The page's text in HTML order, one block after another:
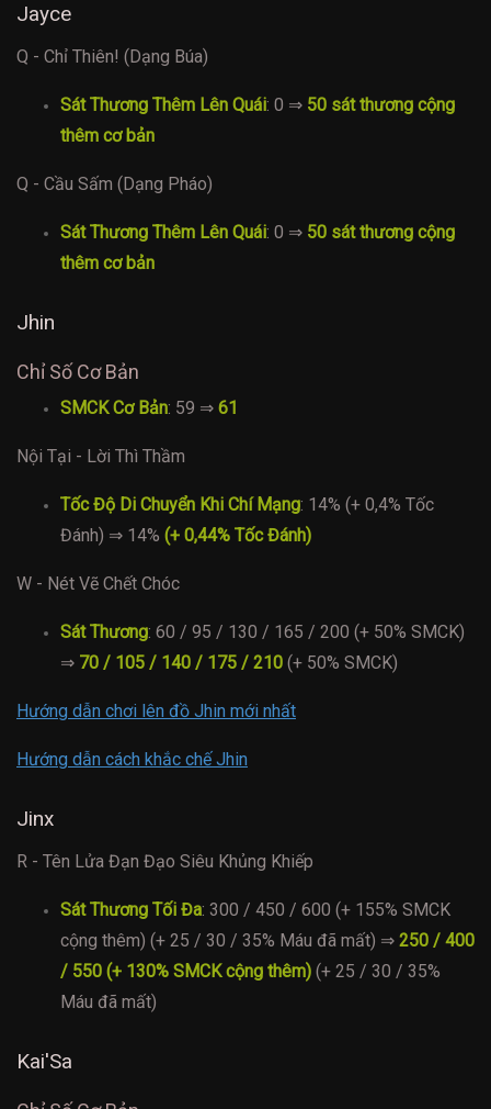
Jayce
Q - Chỉ Thiên! (Dạng Búa)
Sát Thương Thêm Lên Quái: 0 ⇒ 50 sát thương cộng
thêm cơ bản
Q - Cầu Sấm (Dạng Pháo)
Sát Thương Thêm Lên Quái: 0 ⇒ 50 sát thương cộng
thêm cơ bản
Jhin
Chỉ Số Cơ Bản
SMCK Cơ Bản: 59 ⇒ 61
Nội Tại - Lời Thì Thầm
Tốc Độ Di Chuyển Khi Chí Mạng: 14% (+ 0,4% Tốc
Đánh) ⇒ 14% (+ 0,44% Tốc Đánh)
W - Nét Vẽ Chết Chóc
Sát Thương: 60 / 95 / 130 / 165 / 200 (+ 50% SMCK)
⇒ 70 / 105 / 140 / 175 / 210 (+ 50% SMCK)
Hướng dẫn chơi lên đồ Jhin mới nhất
Hướng dẫn cách khắc chế Jhin
Jinx
R - Tên Lửa Đạn Đạo Siêu Khủng Khiếp
Sát Thương Tối Đa: 300 / 450 / 600 (+ 155% SMCK
cộng thêm) (+ 25 / 30 / 35% Máu đã mất) ⇒ 250 / 400
/ 550 (+ 130% SMCK cộng thêm) (+ 25 / 30 / 35%
Máu đã mất)
Kai'Sa